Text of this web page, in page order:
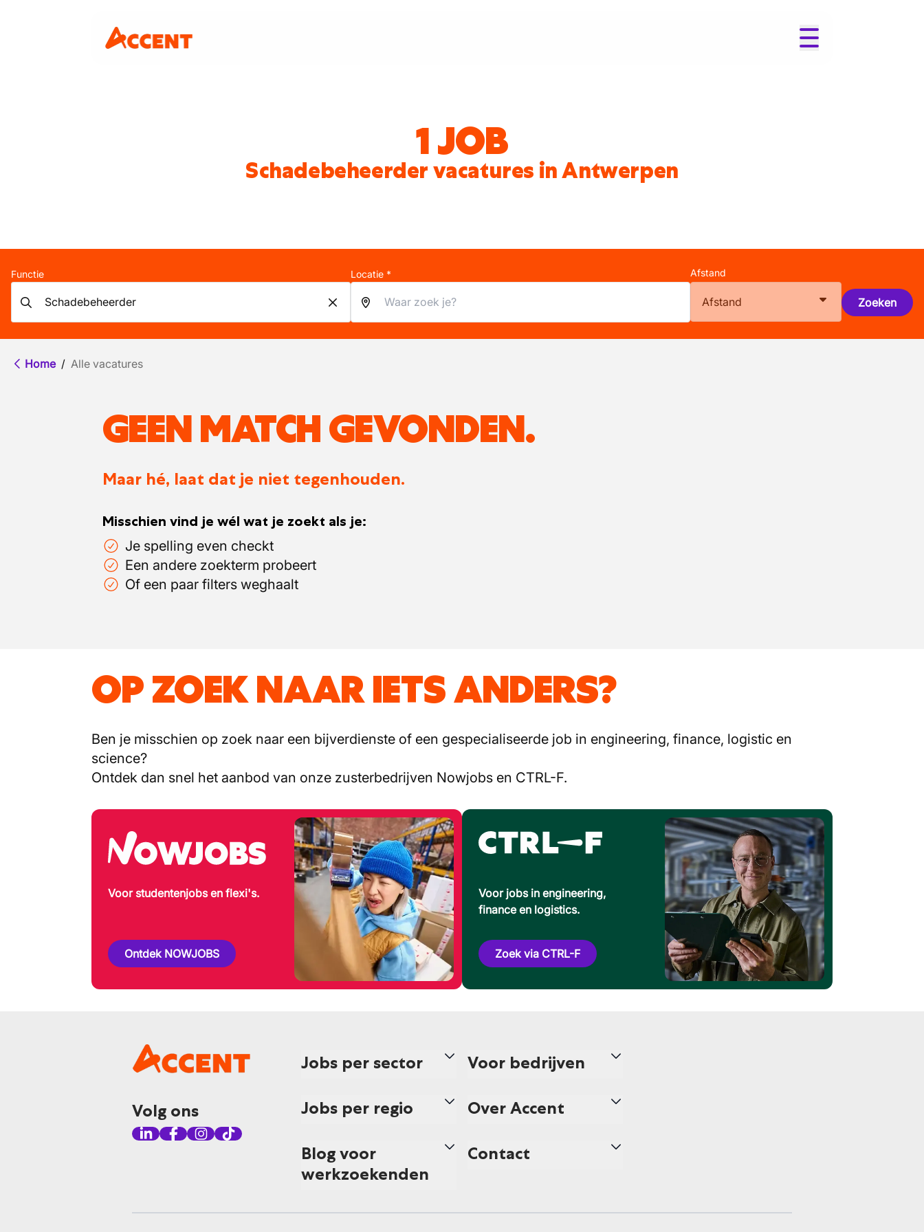
1 JOB
Schadebeheerder vacatures in Antwerpen
Functie Locatie * Afstand
Afstand Zoeken
Home / Alle vacatures
GEEN MATCH GEVONDEN.
Maar hé, laat dat je niet tegenhouden.
Misschien vind je wél wat je zoekt als je:
Je spelling even checkt
Een andere zoekterm probeert
Of een paar filters weghaalt
OP ZOEK NAAR IETS ANDERS?
Ben je misschien op zoek naar een bijverdienste of een gespecialiseerde job in engineering, finance, logistic en
science?
Ontdek dan snel het aanbod van onze zusterbedrijven Nowjobs en CTRL-F.
Voor studentenjobs en flexi's.
Ontdek NOWJOBS
Voor jobs in engineering,
finance en logistics.
Zoek via CTRL-F
Volg ons
Jobs per sector
Jobs per regio
Blog voor
werkzoekenden
Voor bedrijven
Over Accent
Contact